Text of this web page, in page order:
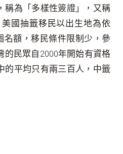
稱為「多樣性簽證」，又稱
國抽籤移民以出生地為依
名額，移民條件限制少，參
的民眾自2000年開始有資格
的平均只有兩三百人，中籤